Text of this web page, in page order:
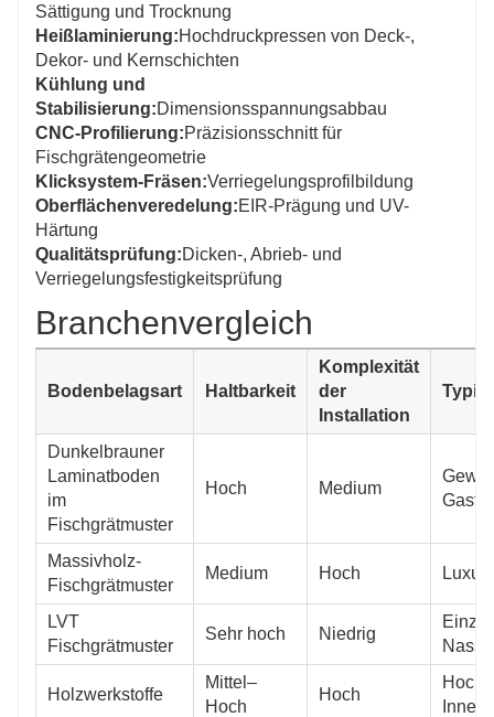
Sättigung und Trocknung
Heißlaminierung:Hochdruckpressen von Deck-,
Dekor- und Kernschichten
Kühlung und
Stabilisierung:Dimensionsspannungsabbau
CNC-Profilierung:Präzisionsschnitt für
Fischgrätengeometrie
Klicksystem-Fräsen:Verriegelungsprofilbildung
Oberflächenveredelung:EIR-Prägung und UV-
Härtung
Qualitätsprüfung:Dicken-, Abrieb- und
Verriegelungsfestigkeitsprüfung
Branchenvergleich
Bodenbelagsart Haltbarkeit
Komplexität
der
Installation
Dunkelbrauner
Laminatboden
im
Fischgrätmuster
Hoch Medium
Massivholz-
Fischgrätmuster
Medium Hoch
LVT
Fischgrätmuster
Sehr hoch Niedrig
Holzwerkstoffe
Mittel–
Hoch
Hoch